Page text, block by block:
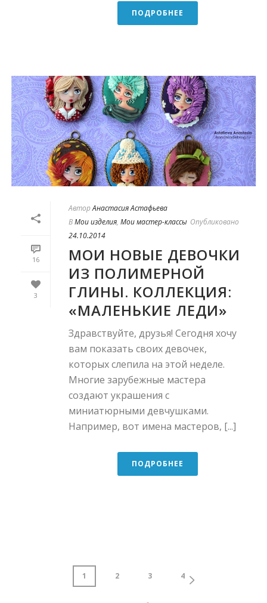
ПОДРОБНЕЕ
16
3
АвторАнастасия Астафьева
ВМои изделия, Мои мастер-классы Опубликовано
24.10.2014
МОИ НОВЫЕ ДЕВОЧКИ
ИЗ ПОЛИМЕРНОЙ
ГЛИНЫ. КОЛЛЕКЦИЯ:
«МАЛЕНЬКИЕ ЛЕДИ»
Здравствуйте, друзья! Сегодня хочу
вам показать своих девочек,
которых слепила на этой неделе.
Многие зарубежные мастера
создают украшения с
миниатюрными девчушками.
Например, вот имена мастеров, [...]
ПОДРОБНЕЕ
1 2 3 4